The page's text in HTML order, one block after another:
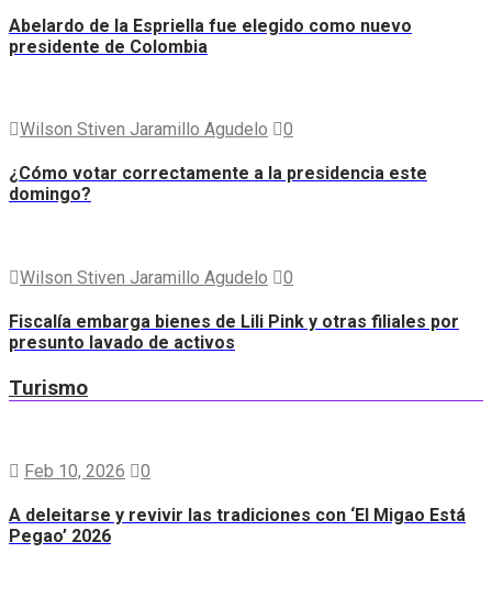
Abelardo de la Espriella fue elegido como nuevo
presidente de Colombia
Wilson Stiven Jaramillo Agudelo 0
¿Cómo votar correctamente a la presidencia este
domingo?
Wilson Stiven Jaramillo Agudelo 0
Fiscalía embarga bienes de Lili Pink y otras filiales por
presunto lavado de activos
Turismo
Feb 10, 2026 0
A deleitarse y revivir las tradiciones con ‘El Migao Está
Pegao’ 2026